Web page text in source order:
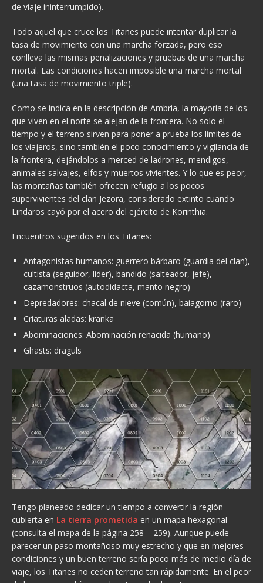
de viaje ininterrumpido).
Todo aquel que cruce los Titanes puede intentar duplicar la
tasa de movimiento con una marcha forzada, pero eso
conlleva las mismas penalizaciones y pruebas de una marcha
mortal. Las condiciones hacen imposible una marcha mortal
(una tasa de movimiento triple).
Como se indica en la descripción de Ambria, la mayoría de los
que viven en el norte se alejan de la frontera. No solo el
tiempo y el terreno sirven para poner a prueba los límites de
los viajeros, sino también el poco conocimiento y vigilancia de
la frontera, dejándolos a merced de ladrones, mendigos,
animales salvajes, elfos y muertos vivientes. Y lo que es peor,
las montañas también ofrecen refugio a los pocos
supervivientes del clan Jezora, considerado extinto cuando
Lindaros cayó por el acero del ejército de Korinthia.
Encuentros sugeridos en los Titanes:
Antagonistas humanos: guerrero bárbaro (guardia del clan),
cultista (seguidor, líder), bandido (salteador, jefe),
cazamonstruos (autodidacta, manto negro)
Depredadores: chacal de nieve (común), baiagorno (raro)
Criaturas aladas: kranka
Abominaciones: Abominación renacida (humano)
Ghasts: draguls
Tengo planeado dedicar un tiempo a convertir la región
cubierta en La tierra prometida en un mapa hexagonal
(consulta el mapa de la página 258 – 259). Aunque puede
parecer un paso montañoso muy estrecho y que en mejores
condiciones y un buen terreno sería poco más de medio día de
viaje, los Titanes no ceden terreno tan rápidamente. En el peor